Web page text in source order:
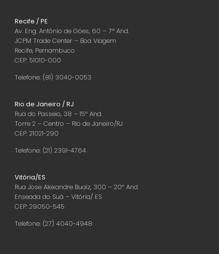
Recife / PE
Av. Eng. Antônio de Góes, 60 – 7ª And.
JCPM Trade Center – Boa Viagem
Recife, Pernambuco
CEP: 51010-000
Telefone: (81) 3040-0053
Rio de Janeiro / RJ
Rua do Passeio, 38 – 15º And.
Torre 2 – Centro – Rio de Janeiro/RJ
CEP: 21021-290
Telefone: (21) 2391-4764
Vitória/ES
Rua Jose Alexandre Buaiz, 300 – 20º And.
Enseada do Suá – Vitória/ ES
CEP: 29050-545
Telefone: (27) 4040-4948